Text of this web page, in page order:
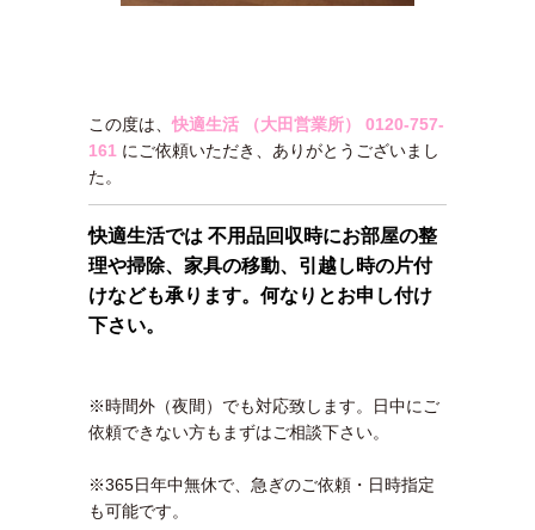
この度は、快適生活 （大田営業所）
0120-757-
161 にご依頼いただき、ありがとうございまし
た。
快適生活では 不用品回収時にお部屋の整
理や掃除、家具の移動、引越し時の片付
けなども承ります。何なりとお申し付け
下さい。
※時間外（夜間）でも対応致します。日中にご
依頼できない方もまずはご相談下さい。
※365日年中無休で、急ぎのご依頼・日時指定
も可能です。